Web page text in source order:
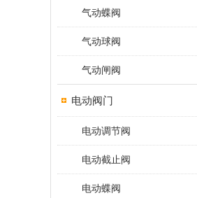
气动蝶阀
气动球阀
气动闸阀
电动阀门
电动调节阀
电动截止阀
电动蝶阀